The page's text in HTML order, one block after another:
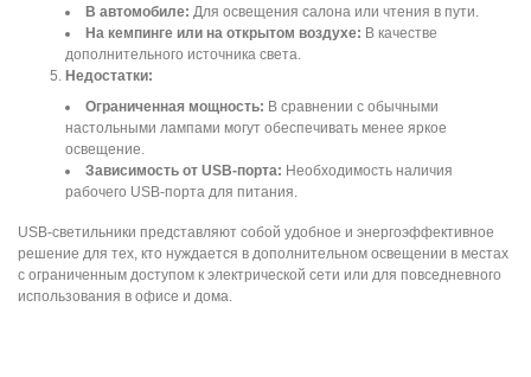
В автомобиле: Для освещения салона или чтения в пути.
На кемпинге или на открытом воздухе: В качестве
дополнительного источника света.
Недостатки:
Ограниченная мощность: В сравнении с обычными
настольными лампами могут обеспечивать менее яркое
освещение.
Зависимость от USB-порта: Необходимость наличия
рабочего USB-порта для питания.
USB-светильники представляют собой удобное и энергоэффективное
решение для тех, кто нуждается в дополнительном освещении в местах
с ограниченным доступом к электрической сети или для повседневного
использования в офисе и дома.